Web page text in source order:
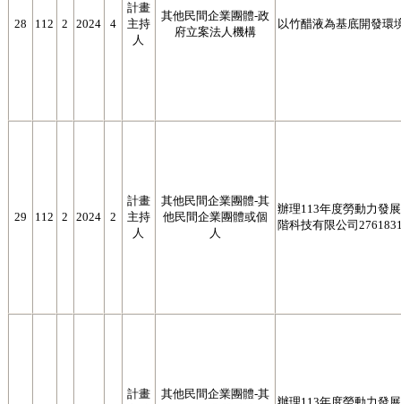
28 112 2 2024 4
計畫
主持
人
其他民間企業團體-政
府立案法人機構
以竹醋液為基底開發環
29 112 2 2024 2
計畫
主持
人
其他民間企業團體-其
他民間企業團體或個
人
辦理113年度勞動力發
階科技有限公司
計畫
其他民間企業團體-其